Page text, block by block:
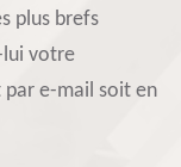
plus brefs
lui votre
e-mail soit en